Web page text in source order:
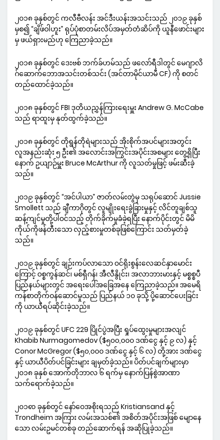
၂၀၁၈ ခုနှစ်တွင် ကလီဗီလန်း အင်ဒီးယန်းအသင်းသည် ၂၀၁၉ ခုနှစ်
မှစ၍ “ချိဖ်ဝါဟူး” ရုပ်ပုံစာတမ်းလိပ်အမှတ်တံဆိပ်ကို ယူနီဖောင်းများ
မှ ဖယ်ရှားမည်ဟု ကြေညာခဲ့သည်။
၂၀၁၈ ခုနှစ်တွင် ဒေးဗစ် ဘက်ခ်ဟမ်သည် ဖလော်ရီဒါတွင် မေဂျာလိ
ဂ်ဆောက်ဘောအသင်းတစ်သင်း (အင်တာမိုင်ယာမီ CF) ကို စတင်
တည်ထောင်ခဲ့သည်။
၂၀၁၈ ခုနှစ်တွင် FBI ဒုတိယညွှန်ကြားရေးမှူး Andrew G. McCabe
သည် ရာထူးမှ နုတ်ထွက်ခဲ့သည်။
၂၀၁၈ ခုနှစ်တွင် တိုရွန်တိုရဲများသည် အိုးစိုက်အပင်များအတွင်း
လူအနည်းဆုံး ၅ ဦး၏ အလောင်းအကြွင်းအပိုင်းအစများ တွေ့ရှိပြီး
နောက် ဥယျာဉ်မှူး Bruce McArthur ကို လူသတ်မှုဖြင့် ဖမ်းဆီးခဲ့
သည်။
၂၀၁၉ ခုနှစ်တွင် “အင်ပါယာ” ဇာတ်လမ်းတွဲမှ သရုပ်ဆောင် Jussie
Smollett သည် ချီကာဂိုတွင် လူမျိုးရေးခွဲခြားမှုနှင့် လိင်တူချစ်သူ
ဆန့်ကျင်မှုတို့ပါဝင်သည့် တိုက်ခိုက်မှုခံခဲ့ရပြီး နောက်ပိုင်းတွင် မိမိ
ကိုယ်ကိုဖန်တီးသော လှည့်စားမှုတစ်ခုဖြစ်ကြောင်း သတ်မှတ်ခဲ့
သည်။
၂၀၁၉ ခုနှစ်တွင် ချဉ်းကပ်လာသော ဝင်ရိုးစွန်းလေဆင်နှာမောင်း
ကြောင့် ဝစ္စကွန်ဆင်၊ မစ်ရှီဂန်၊ အီလီနွိုင်း၊ အလာဘားမားနှင့် မစ္စစ္စပီ
ပြည်နယ်များတွင် အရေးပေါ်အခြေအနေ ကြေညာခဲ့သည်။ အမေရိ
ကန်စာတိုက်ဝန်ဆောင်မှုသည် ပြည်နယ် ၁၀ ခုသို့ ပို့ဆောင်ပေးခြင်း
ကို ယာယီရပ်ဆိုင်းခဲ့သည်။
၂၀၁၉ ခုနှစ်တွင် UFC 229 ပြိုင်ပွဲအပြီး ရှုပ်ထွေးမှုများအလျင်
Khabib Nurmagomedov ($၅၀၀,၀၀၀ ဒဏ်ငွေ နှင့် ၉ လ) နှင့်
Conor McGregor ($၅၀,၀၀၀ ဒဏ်ငွေ နှင့် ၆ လ) တို့အား ဒဏ်ငွေ
နှင့် ယာယီပိတ်ပင်ခြင်းများ ချမှတ်ခဲ့သည်။ ပိတ်ပင်ချက်များမှာ
၂၀၁၈ ခုနှစ် အောက်တိုဘာလ ၆ ရက်မှ နောက်ပြန်စွဲအာဏာ
သက်ရောက်ခဲ့သည်။
၂၀၁ၹ ခုနှစ်တွင် နော်ဝေအစိုးရသည် Kristiansand နှင့်
Trondheim အကြား လမ်းအသစ်၏ အစိတ်အပိုင်းအဖြစ် မျောနေ
သော လမ်းဥမင်တစ်ခု တည်ဆောက်ရန် အဆိုပြုခဲ့သည်။